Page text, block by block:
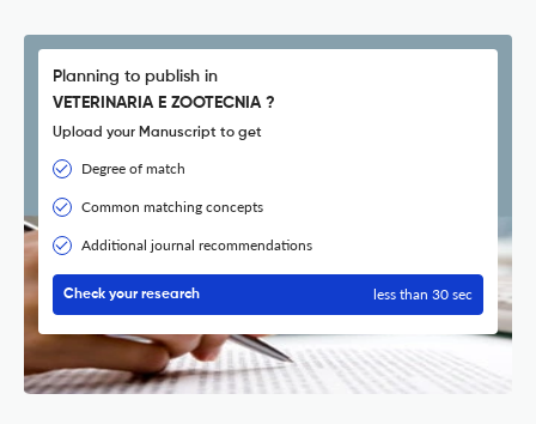
Planning to publish in
VETERINARIA E ZOOTECNIA ?
Upload your Manuscript to get
Degree of match
Common matching concepts
Additional journal recommendations
Check your research less than 30 sec